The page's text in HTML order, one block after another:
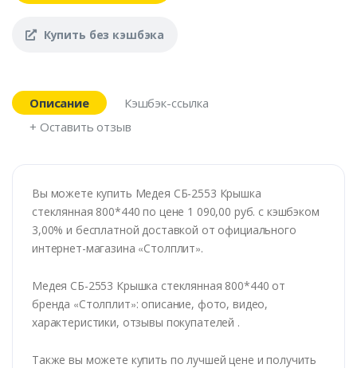
Купить без кэшбэка
Описание
Кэшбэк-ссылка
+ Оставить отзыв
Вы можете купить Медея СБ-2553 Крышка
стеклянная 800*440 по цене 1 090,00 руб. с кэшбэком
3,00% и бесплатной доставкой от официального
интернет-магазина «Столплит».
Медея СБ-2553 Крышка стеклянная 800*440 от
бренда «Столплит»: описание, фото, видео,
характеристики, отзывы покупателей .
Также вы можете купить по лучшей цене и получить